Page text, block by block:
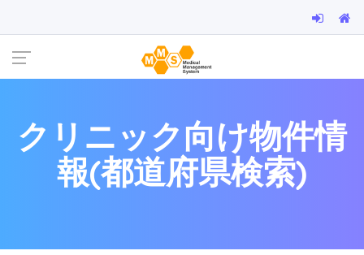
クリニック向け物件情
報(都道府県検索)